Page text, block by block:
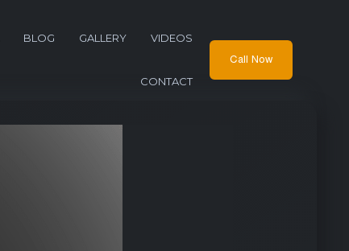
BLOG GALLERY VIDEOS
CONTACT
Call Now